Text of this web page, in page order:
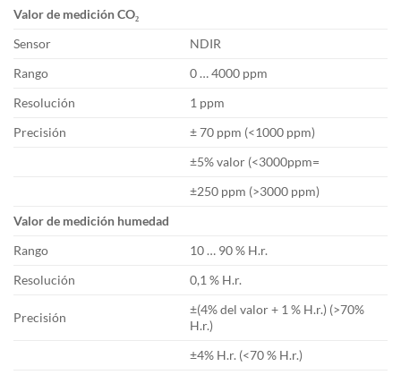
Valor de medición CO₂
Sensor
NDIR
Rango
0 … 4000 ppm
Resolución
1 ppm
Precisión
± 70 ppm (<1000 ppm)
±5% valor (<3000ppm=
±250 ppm (>3000 ppm)
Valor de medición humedad
Rango
10 … 90 % H.r.
Resolución
0,1 % H.r.
Precisión
±(4% del valor + 1 % H.r.) (>70%
H.r.)
±4% H.r. (<70 % H.r.)